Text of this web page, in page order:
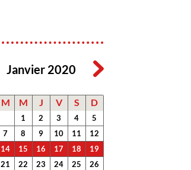
Janvier 2020
M M J V S D
1 2 3 4
5
7 8 9 10 11
12
14 15 16 17 18
19
21 22 23 24 25
26